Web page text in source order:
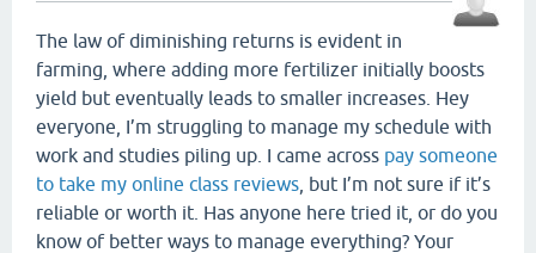
The law of diminishing returns is evident in
farming, where adding more fertilizer initially boosts
yield but eventually leads to smaller increases. Hey
everyone, I’m struggling to manage my schedule with
work and studies piling up. I came across pay someone
to take my online class reviews , but I’m not sure if it’s
reliable or worth it. Has anyone here tried it, or do you
know of better ways to manage everything? Your